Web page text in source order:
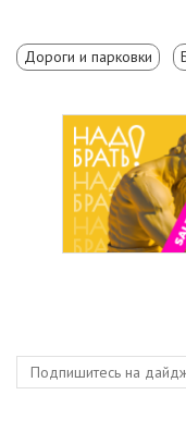
Дороги и парковки